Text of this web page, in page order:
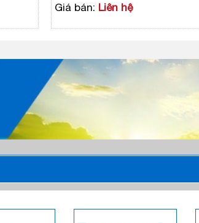
Giá bán: Liên hệ